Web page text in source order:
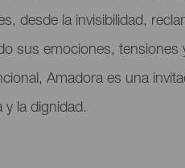
desde la invisibilidad,
sus emociones, tensiones
Amadora es una
y la dignidad.